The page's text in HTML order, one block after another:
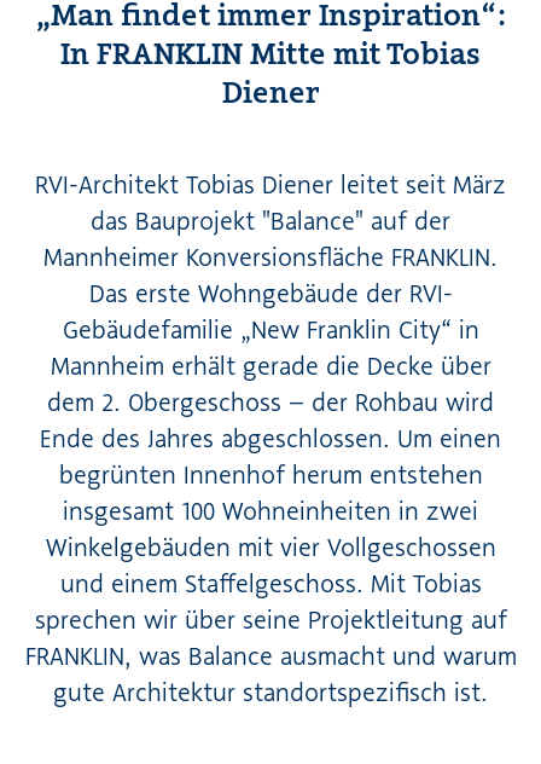
„Man findet immer Inspiration“:
In FRANKLIN Mitte mit Tobias
Diener
RVI-Architekt Tobias Diener leitet seit März
das Bauprojekt "Balance" auf der
Mannheimer Konversionsfläche FRANKLIN.
Das erste Wohngebäude der RVI-
Gebäudefamilie „New Franklin City“ in
Mannheim erhält gerade die Decke über
dem 2. Obergeschoss – der Rohbau wird
Ende des Jahres abgeschlossen. Um einen
begrünten Innenhof herum entstehen
insgesamt 100 Wohneinheiten in zwei
Winkelgebäuden mit vier Vollgeschossen
und einem Staffelgeschoss. Mit Tobias
sprechen wir über seine Projektleitung auf
FRANKLIN, was Balance ausmacht und warum
gute Architektur standortspezifisch ist.